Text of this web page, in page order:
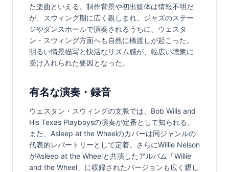
た楽曲といえる。制作背景や初出媒体は情報不明だ
が、スウィング期に広く親しまれ、ジャズのステー
ジやダンスホールで演奏されるうちに、ウェスタ
ン・スウィング方面へも自然に橋渡しが起こった。
明るい情景描写と快活なリズム感が、幅広い聴衆に
受け入れられた要因となった。
有名な演奏・録音
ウェスタン・スウィングの文脈では、Bob Wills and
His Texas Playboysの演奏が定番として知られる。
また、Asleep at the Wheelのカバーは同ジャンルの
代表的レパートリーとして定着。さらにWillie Nelson
がAsleep at the Wheelと共演したアルバム「Willie
and the Wheel」に収録されたバージョンも広く親し